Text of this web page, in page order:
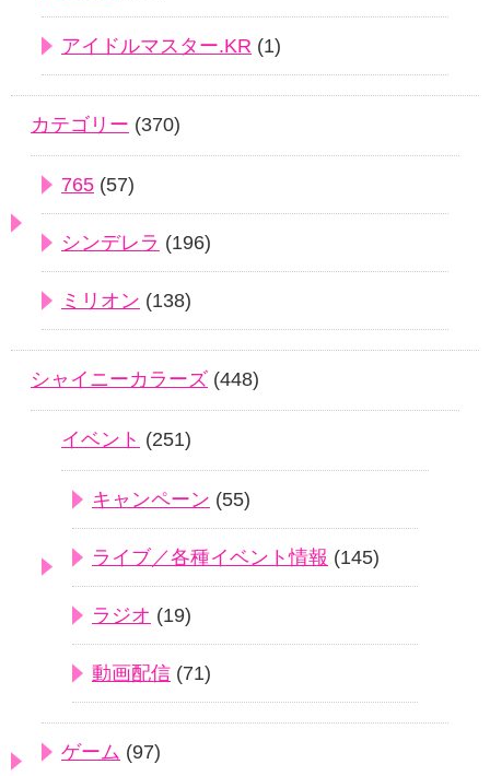
アイドルマスター.KR (1)
カテゴリー (370)
765 (57)
シンデレラ (196)
ミリオン (138)
シャイニーカラーズ (448)
イベント (251)
キャンペーン (55)
ライブ／各種イベント情報 (145)
ラジオ (19)
動画配信 (71)
ゲーム (97)